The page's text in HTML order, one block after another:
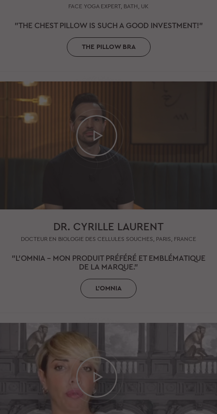
FACE YOGA EXPERT, BATH, UK
"THE CHEST PILLOW IS SUCH A GOOD INVESTMENT!"
THE PILLOW BRA
DR. CYRILLE LAURENT
DOCTEUR EN BIOLOGIE DES CELLULES SOUCHES, PARIS, FRANCE
"L’OMNIA - MON PRODUIT PRÉFÉRÉ ET EMBLÉMATIQUE
DE LA MARQUE."
L'OMNIA